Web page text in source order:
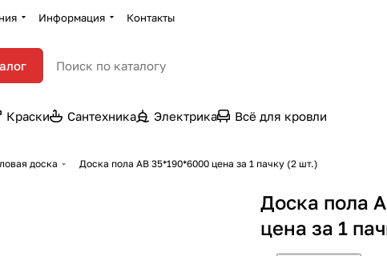
Информация Контакты
Краски Сантехника Электрика Всё для кровли
доска Доска пола AB 35*190*6000 цена за 1 пачку (2 шт.)
Доска пола
цена за 1